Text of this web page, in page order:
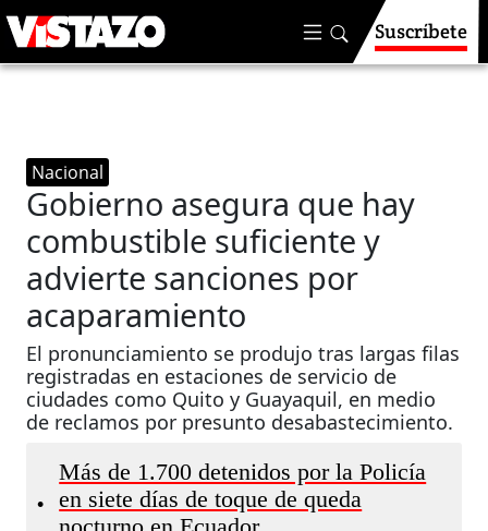
Suscríbete
Nacional
Gobierno asegura que hay
combustible suficiente y
advierte sanciones por
acaparamiento
El pronunciamiento se produjo tras largas filas
registradas en estaciones de servicio de
ciudades como Quito y Guayaquil, en medio
de reclamos por presunto desabastecimiento.
•
Más de 1.700 detenidos por la Policía
en siete días de toque de queda